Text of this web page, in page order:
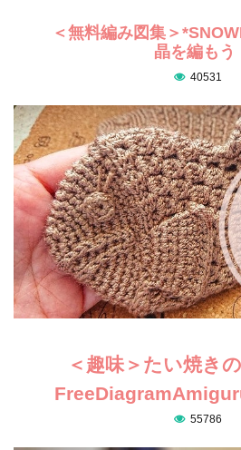
＜無料編み図集＞
晶を編もう
40531
＜趣味＞たい焼き
55786